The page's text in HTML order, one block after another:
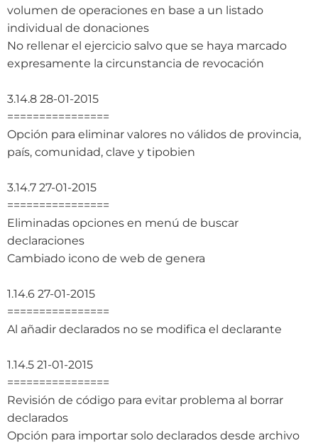
volumen de operaciones en base a un listado
individual de donaciones
No rellenar el ejercicio salvo que se haya marcado
expresamente la circunstancia de revocación
3.14.8 28-01-2015
================
Opción para eliminar valores no válidos de provincia,
país, comunidad, clave y tipobien
3.14.7 27-01-2015
================
Eliminadas opciones en menú de buscar
declaraciones
Cambiado icono de web de genera
1.14.6 27-01-2015
================
Al añadir declarados no se modifica el declarante
1.14.5 21-01-2015
================
Revisión de código para evitar problema al borrar
declarados
Opción para importar solo declarados desde archivo